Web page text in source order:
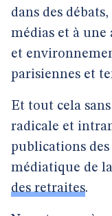
dans des
médias et à
et
parisiennes et
Et tout cela
radicale et
publications
médiatique de
des retraites.